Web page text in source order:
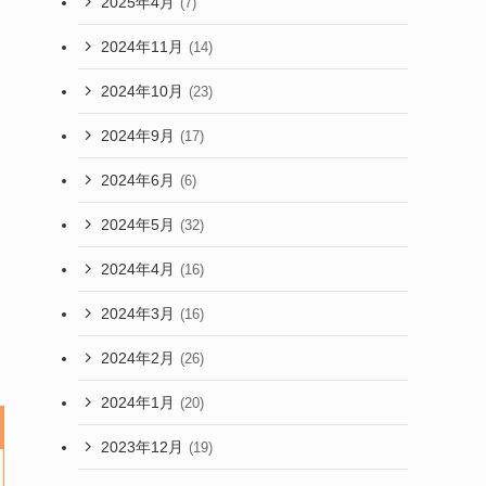
2024年11月 (14)
2024年10月 (23)
2024年9月 (17)
2024年6月 (6)
2024年5月 (32)
2024年4月 (16)
2024年3月 (16)
2024年2月 (26)
2024年1月 (20)
2023年12月 (19)